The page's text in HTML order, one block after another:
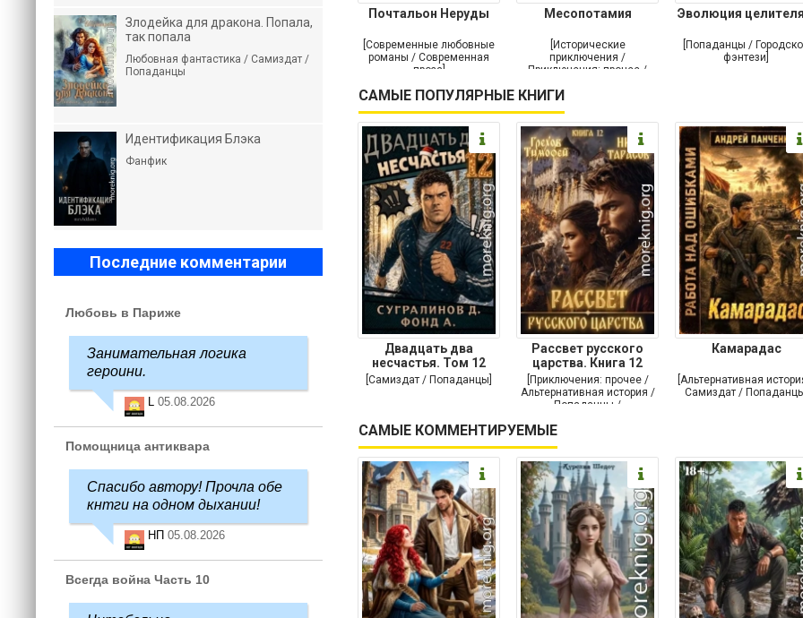
Почтальон Неруды
[Современные любовные
романы / Современная
проза]
Месопотамия
[Исторические
приключения /
Приключения: прочее /
Историческая проза]
Эволюция
[Попаданцы /
фэнтези]
САМЫЕ ПОПУЛЯРНЫЕ КНИГИ
Двадцать два
несчастья. Том 12
[Самиздат / Попаданцы]
Рассвет русского
царства. Книга 12
[Приключения: прочее /
Альтернативная история /
Попаданцы /
приключения]
Камарадас
[Альтернативная
Самиздат /
САМЫЕ КОММЕНТИРУЕМЫЕ
Злодейка для дракона. Попала,
так попала
Любовная фантастика / Самиздат /
Попаданцы
Идентификация Блэка
Фанфик
Последние комментарии
Любовь в Париже
Занимательная логика
героини.
L 05.08.2026
Помощница антиквара
Спасибо автору! Прочла обе
кнтги на одном дыхании!
НП 05.08.2026
Всегда война Часть 10